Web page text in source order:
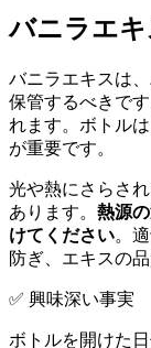
バニラエ
バニラエキスは
保管するべきです
れます。ボトル
が重要です。
光や熱にさらさ
あります。 熱源
けてください。
防ぎ、エキスの
✅ 興味深い事実
ボトルを開けた